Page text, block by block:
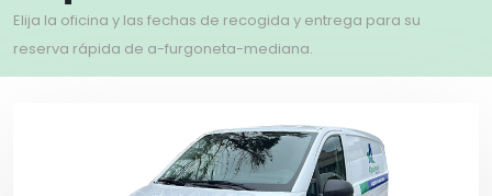
Elija la oficina y las fechas de recogida y entrega para su
reserva rápida de a-furgoneta-mediana.